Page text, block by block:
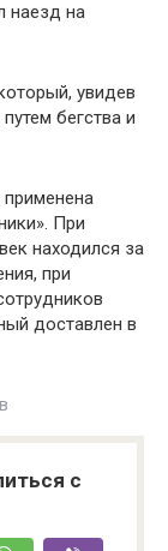
наезд на
увидев
бегства и
При
находился за
при
доставлен в
с